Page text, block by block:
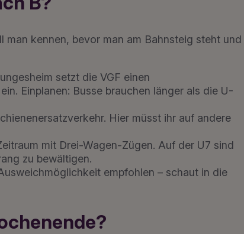
kennen, bevor man am Bahnsteig steht und
setzt die VGF einen
Einplanen: Busse brauchen länger als die U-
Hier müsst ihr auf andere
mit Drei-Wagen-Zügen. Auf der U7 sind
zu bewältigen.
empfohlen – schaut in die